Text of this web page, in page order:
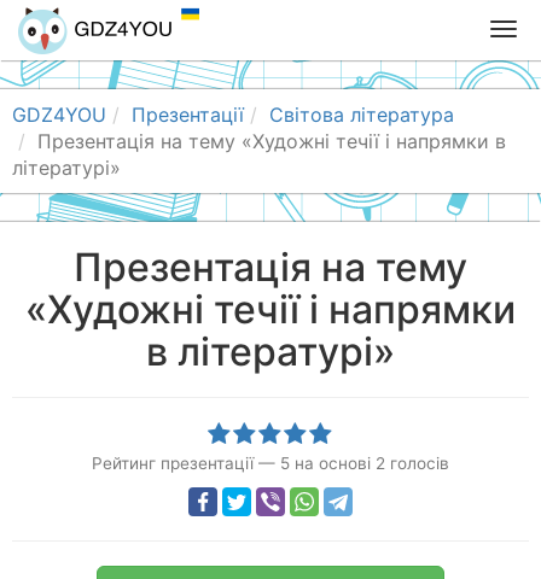
T
o
g
l
n
a
g
a
GDZ4YOU Презентації
Світова література
Презентація на тему «Художні течії і напрямки в
літературі»
Презентація на тему
«Художні течії і напрямки
в літературі»
Рейтинг презентації — 5 на основі 2 голосів